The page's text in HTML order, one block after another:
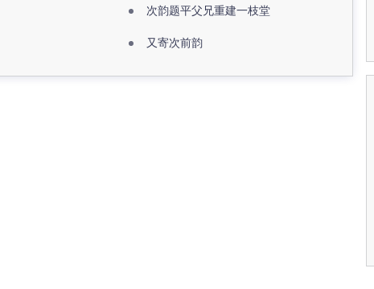
次韵题平父兄重建一枝堂
又寄次前韵